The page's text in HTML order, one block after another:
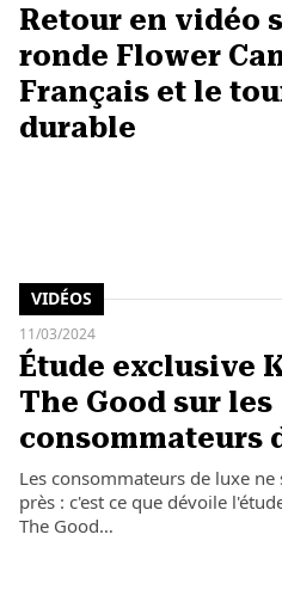
Retour en vidéo
ronde Flower
Français et le
durable
VIDÉOS
11/03/2024
Étude exclusive
The Good sur les
consommateurs
Les consommateurs de luxe
près : c'est ce que dévoile
The Good…